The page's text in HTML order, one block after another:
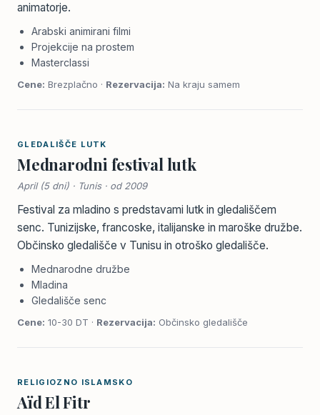
animatorje.
Arabski animirani filmi
Projekcije na prostem
Masterclassi
Cene: Brezplačno · Rezervacija: Na kraju samem
GLEDALIŠČE LUTK
Mednarodni festival lutk
April (5 dni) · Tunis · od 2009
Festival za mladino s predstavami lutk in gledališčem
senc. Tunizijske, francoske, italijanske in maroške družbe.
Občinsko gledališče v Tunisu in otroško gledališče.
Mednarodne družbe
Mladina
Gledališče senc
Cene: 10-30 DT · Rezervacija: Občinsko gledališče
RELIGIOZNO ISLAMSKO
Aïd El Fitr